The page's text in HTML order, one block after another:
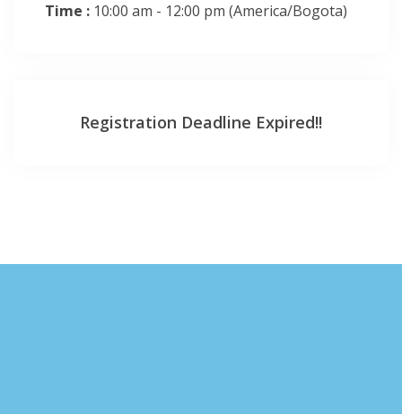
Time : 10:00 am - 12:00 pm (America/Bogota)
Registration Deadline Expired!!